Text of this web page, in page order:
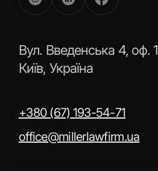
Вул. Введенська 4, оф. 1
Київ, Україна
+380 (67) 193-54-71
office@millerlawfirm.ua